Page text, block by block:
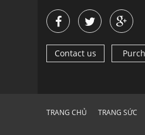
Contact us
TRANG CHỦ TRANG SỨC